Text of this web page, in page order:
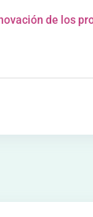
de los